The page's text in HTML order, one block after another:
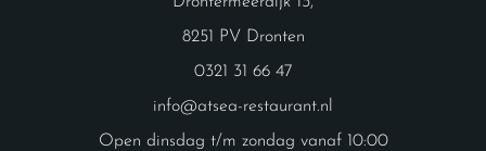
8251 PV Dronten
0321 31 66 47
info@atsea-restaurant.nl
Open dinsdag t/m zondag vanaf 10:00